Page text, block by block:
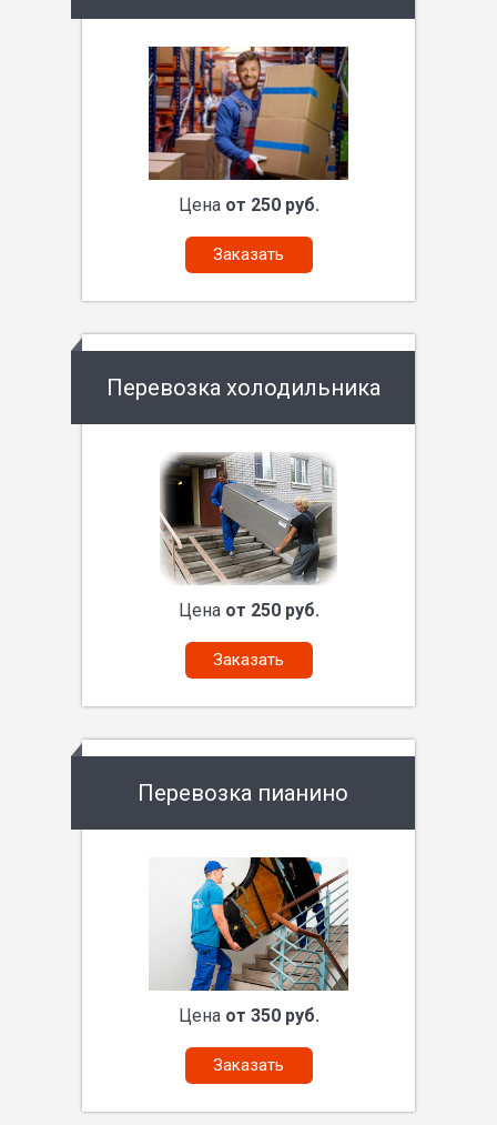
Цена от 250 руб.
Заказать
Перевозка холодильника
Цена от 250 руб.
Заказать
Перевозка пианино
Цена от 350 руб.
Заказать